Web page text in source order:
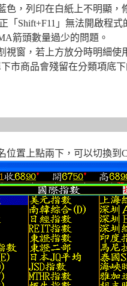
色，列印在白紙上不明顯
「Shift+F11」無法開啟程式
箭頭數量過少的問題。
視窗，若上方放分時明細使
下市商品會殘留在分類項底
位置上點兩下，可以切換到